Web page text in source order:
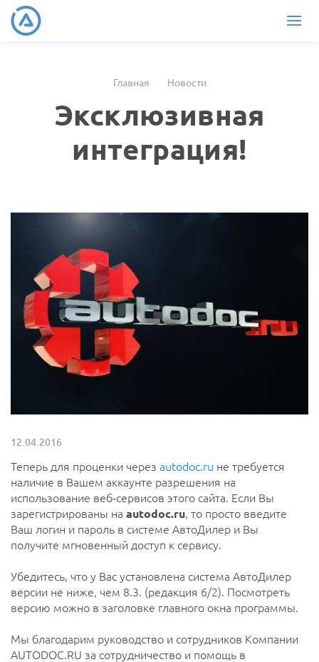
Главная Новости
Эксклюзивная
интеграция!
12.04.2016
Теперь для проценки через autodoc.ru не требуется
наличие в Вашем аккаунте разрешения на
использование веб-сервисов этого сайта. Если Вы
зарегистрированы на autodoc.ru , то просто введите
Ваш логин и пароль в системе АвтоДилер и Вы
получите мгновенный доступ к сервису.
Убедитесь, что у Вас установлена система АвтоДилер
версии не ниже, чем 8.3. (редакция 6/2). Посмотреть
версию можно в заголовке главного окна программы.
Мы благодарим руководство и сотрудников Компании
AUTODOC.RU за сотрудничество и помощь в